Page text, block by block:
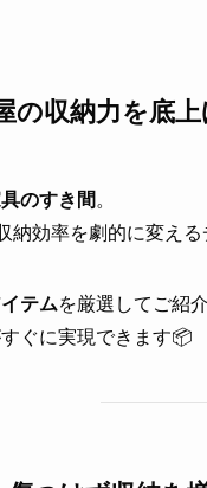
の収納力を底
のすき間 。
納効率を劇的に変え
テムを厳選してご紹介
ぐに実現できます📦